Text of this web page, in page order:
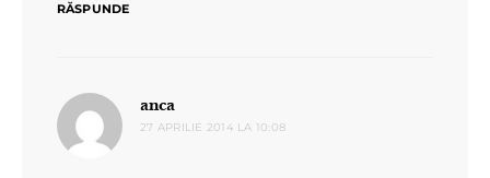
RĂSPUNDE
anca
27 APRILIE 2014 LA 10:08